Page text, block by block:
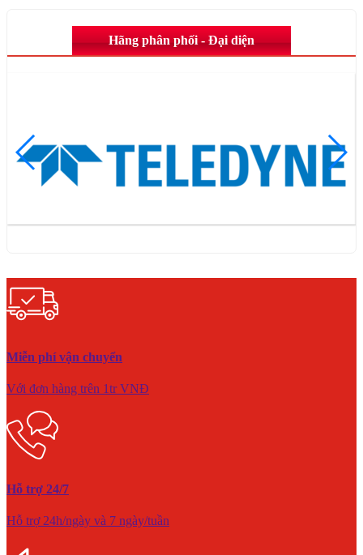
Hãng phân phối - Đại diện
Miễn phí vận chuyển
Với đơn hàng trên 1tr VNĐ
Hỗ trợ 24/7
Hỗ trợ 24h/ngày và 7 ngày/tuần